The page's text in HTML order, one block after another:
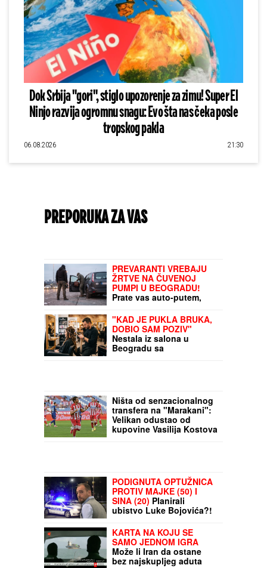
Dok Srbija "gori", stiglo upozorenje za zimu! Super El
Ninjo razvija ogromnu snagu: Evo šta nas čeka posle
tropskog pakla
06.08.2026 21:30
PREPORUKA ZA VAS
PREVARANTI VREBAJU
ŽRTVE NA ČUVENOJ
PUMPI U BEOGRADU!
Prate vas auto-putem,
JEZIVU STVAR: Ni ne
primetite da ste
POKRADENI
"KAD JE PUKLA BRUKA,
DOBIO SAM POZIV"
Nestala iz salona u
Beogradu sa
za "Blic", žena ga ojadila
za više od 1.000 evra!
Ništa od senzacionalnog
transfera na "Marakani":
Velikan odustao od
kupovine Vasilija Kostova
PODIGNUTA OPTUŽNICA
PROTIV MAJKE (50) I
SINA (20) Planirali
ubistvo Luke Bojovića?!
otkriven i PAKLENI PLAN
koji su skovali
KARTA NA KOJU SE
SAMO JEDNOM IGRA
Može li Iran da ostane
bez najskupljeg aduta